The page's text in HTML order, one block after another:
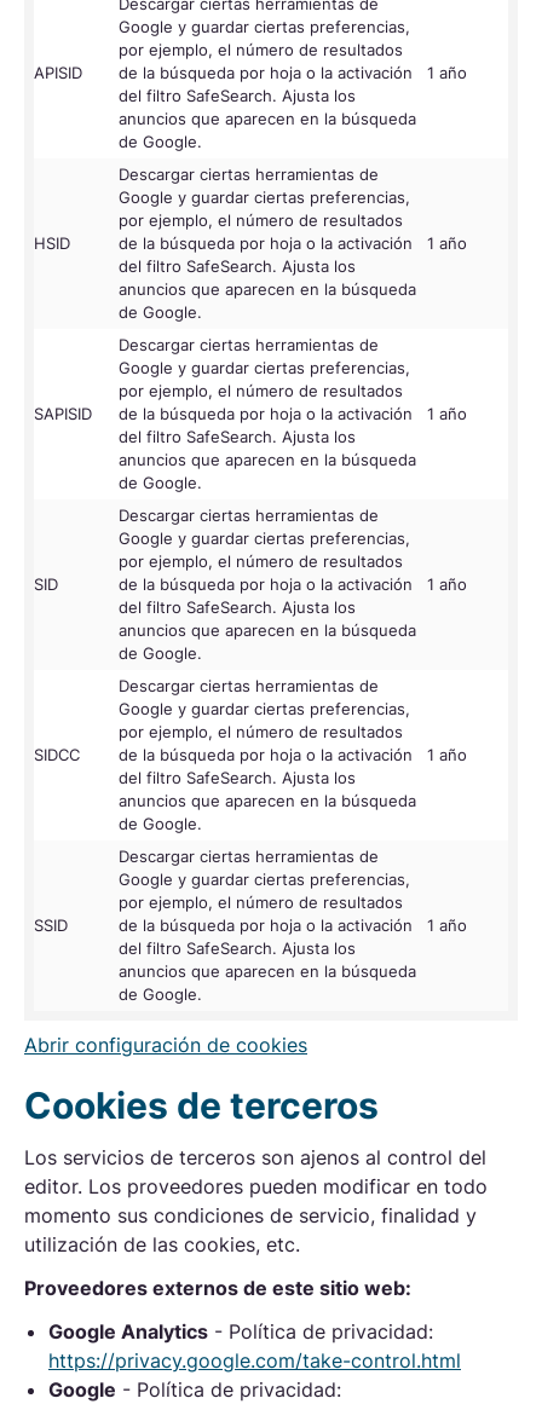
APISID
Google y guardar ciertas preferencias,
por ejemplo, el número de resultados
de la búsqueda por hoja o la activación
del filtro SafeSearch. Ajusta los
anuncios que aparecen en la búsqueda
de Google.
1 año
HSID
Descargar ciertas herramientas de
Google y guardar ciertas preferencias,
por ejemplo, el número de resultados
de la búsqueda por hoja o la activación
del filtro SafeSearch. Ajusta los
anuncios que aparecen en la búsqueda
de Google.
1 año
SAPISID
Descargar ciertas herramientas de
Google y guardar ciertas preferencias,
por ejemplo, el número de resultados
de la búsqueda por hoja o la activación
del filtro SafeSearch. Ajusta los
anuncios que aparecen en la búsqueda
de Google.
1 año
SID
Descargar ciertas herramientas de
Google y guardar ciertas preferencias,
por ejemplo, el número de resultados
de la búsqueda por hoja o la activación
del filtro SafeSearch. Ajusta los
anuncios que aparecen en la búsqueda
de Google.
1 año
SIDCC
Descargar ciertas herramientas de
Google y guardar ciertas preferencias,
por ejemplo, el número de resultados
de la búsqueda por hoja o la activación
del filtro SafeSearch. Ajusta los
anuncios que aparecen en la búsqueda
de Google.
1 año
SSID
Descargar ciertas herramientas de
Google y guardar ciertas preferencias,
por ejemplo, el número de resultados
de la búsqueda por hoja o la activación
del filtro SafeSearch. Ajusta los
anuncios que aparecen en la búsqueda
de Google.
1 año
Abrir configuración de cookies
Cookies de terceros
Los servicios de terceros son ajenos al control del
editor. Los proveedores pueden modificar en todo
momento sus condiciones de servicio, finalidad y
utilización de las cookies, etc.
Proveedores externos de este sitio web:
Google Analytics - Política de privacidad:
https://privacy.google.com/take-control.html
Google - Política de privacidad: